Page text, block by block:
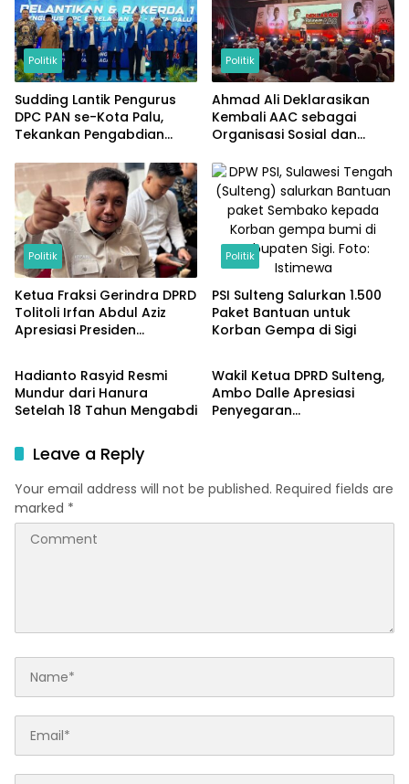
Politik
Sudding Lantik Pengurus
DPC PAN se-Kota Palu,
Tekankan Pengabdian
Politik
Ahmad Ali Deklarasikan
Kembali AAC sebagai
Organisasi Sosial dan
Politik
Ketua Fraksi Gerindra DPRD
Tolitoli Irfan Abdul Aziz
Apresiasi Presiden
Nelayan di Desa Laulalang
Politik
PSI Sulteng Salurkan 1.500
Paket Bantuan untuk
Korban Gempa di Sigi
Politik
Hadianto Rasyid Resmi
Mundur dari Hanura
Setelah 18 Tahun Mengabdi
Politik
Wakil Ketua DPRD Sulteng,
Ambo Dalle Apresiasi
Penyegaran
Leave a Reply
Your email address will not be published. Required fields are
marked *